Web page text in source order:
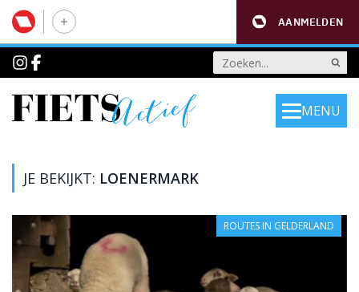
AANMELDEN
MENU
JE BEKIJKT: LOENERMARK
ROUTES IN GELDERLAND